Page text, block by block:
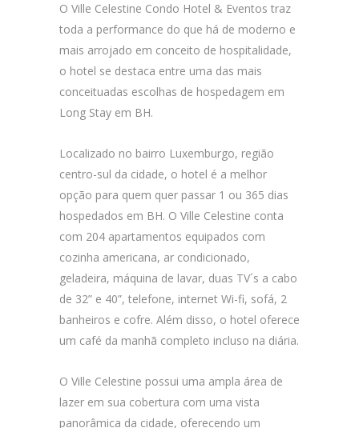
O Ville Celestine Condo Hotel & Eventos traz
toda a performance do que há de moderno e
mais arrojado em conceito de hospitalidade,
o hotel se destaca entre uma das mais
conceituadas escolhas de hospedagem em
Long Stay em BH.
Localizado no bairro Luxemburgo, região
centro-sul da cidade, o hotel é a melhor
opção para quem quer passar 1 ou 365 dias
hospedados em BH. O Ville Celestine conta
com 204 apartamentos equipados com
cozinha americana, ar condicionado,
geladeira, máquina de lavar, duas TV´s a cabo
de 32” e 40”, telefone, internet Wi-fi, sofá, 2
banheiros e cofre. Além disso, o hotel oferece
um café da manhã completo incluso na diária.
O Ville Celestine possui uma ampla área de
lazer em sua cobertura com uma vista
panorâmica da cidade, oferecendo um